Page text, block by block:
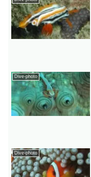
Dive-photo
Dive-photo